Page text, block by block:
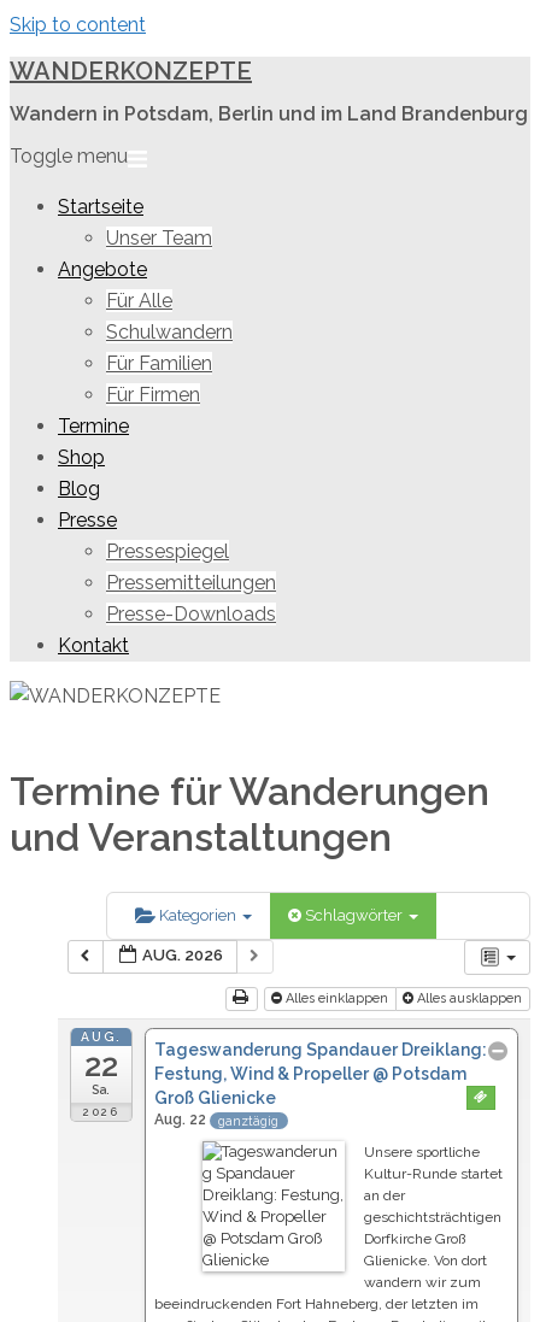
Skip to content
WANDERKONZEPTE
Wandern in Potsdam, Berlin und im Land Brandenburg
Toggle menu
Startseite
Unser Team
Angebote
Für Alle
Schulwandern
Für Familien
Für Firmen
Termine
Shop
Blog
Presse
Pressespiegel
Pressemitteilungen
Presse-Downloads
Kontakt
Termine für Wanderungen
und Veranstaltungen
Kategorien Schlagwörter
AUG. 2026
Alles einklappen Alles ausklappen
AUG.
22
Sa.
2026
Tageswanderung Spandauer Dreiklang:
Festung, Wind & Propeller@ Potsdam
Groß Glienicke
Aug. 22 ganztägig
Unsere sportliche
Kultur-Runde startet
an der
geschichtsträchtigen
Dorfkirche Groß
Glienicke. Von dort
wandern wir zum
beeindruckenden Fort Hahneberg, der letzten im